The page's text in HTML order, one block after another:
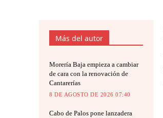
Más del autor
Morería Baja empieza a cambiar
de cara con la renovación de
Cantarerías
8 DE AGOSTO DE 2026 07:40
Cabo de Palos pone lanzadera